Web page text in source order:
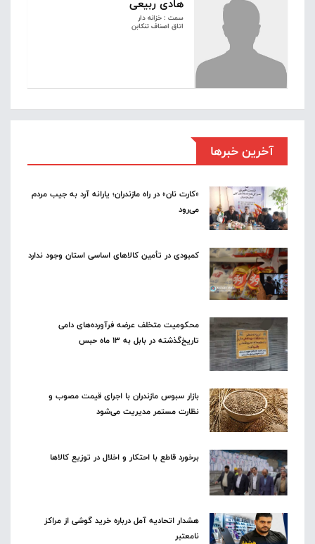
هادی ربیعی
سمت : خزانه دار
اتاق اصناف تنکابن
آخرین خبرها
«کارت نان» در راه مازندران؛ یارانه آرد به جیب مردم
می‌رود
کمبودی در تأمین کالاهای اساسی استان وجود ندارد
محکومیت متخلف عرضه فرآورده‌های دامی
تاریخ‌گذشته در بابل به ۱۳ ماه حبس
بازار سبوس مازندران با اجرای قیمت مصوب و
نظارت مستمر مدیریت می‌شود
برخورد قاطع با احتکار و اخلال در توزیع کالاها
هشدار اتحادیه آمل درباره خرید گوشی از مراکز
نامعتبر